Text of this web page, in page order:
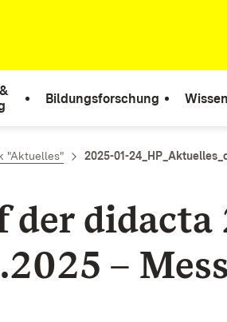
Bildungsforschung
"Aktuelles" 2025-01-
der didacta
–